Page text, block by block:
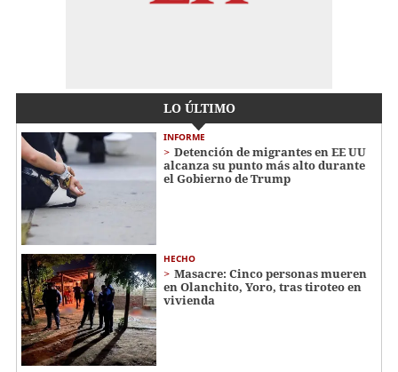
LO ÚLTIMO
INFORME
Detención de migrantes en EE UU
alcanza su punto más alto durante
el Gobierno de Trump
HECHO
Masacre: Cinco personas mueren
en Olanchito, Yoro, tras tiroteo en
vivienda